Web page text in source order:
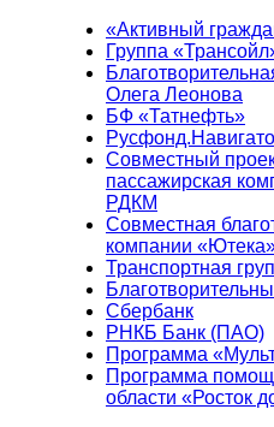
«Активный
Группа
Олега Леонова
БФ «Татнефть»
Совместный
пассажирская
РДКМ
Совместная
компании
Транспортная
Сбербанк
РНКБ Банк (ПАО)
Программа
Программа
области «Росток